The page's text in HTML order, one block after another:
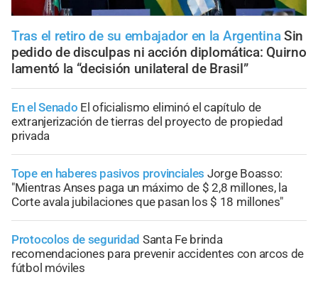
Tras el retiro de su embajador en la Argentina Sin
pedido de disculpas ni acción diplomática: Quirno
lamentó la “decisión unilateral de Brasil”
En el Senado El oficialismo eliminó el capítulo de
extranjerización de tierras del proyecto de propiedad
privada
Tope en haberes pasivos provinciales Jorge Boasso:
"Mientras Anses paga un máximo de $ 2,8 millones, la
Corte avala jubilaciones que pasan los $ 18 millones"
Protocolos de seguridad Santa Fe brinda
recomendaciones para prevenir accidentes con arcos de
fútbol móviles